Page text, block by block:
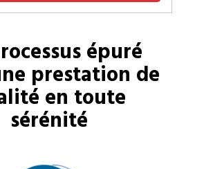
épuré
prestation de
en toute
sérénité